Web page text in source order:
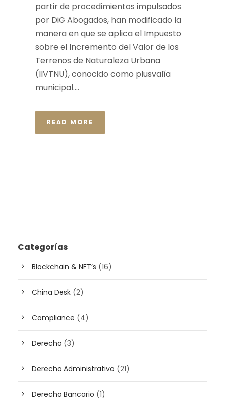
partir de procedimientos impulsados
por DiG Abogados, han modificado la
manera en que se aplica el Impuesto
sobre el Incremento del Valor de los
Terrenos de Naturaleza Urbana
(IIVTNU), conocido como plusvalía
municipal....
READ MORE
Categorías
Blockchain & NFT’s (16)
China Desk (2)
Compliance (4)
Derecho (3)
Derecho Administrativo (21)
Derecho Bancario (1)